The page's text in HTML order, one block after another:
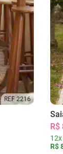
REF 2216
R$
R$